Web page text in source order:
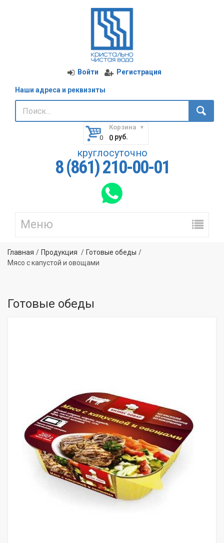
Войти Регистрация
Наши адреса и реквизиты
Корзина
0руб.
круглосуточно
8 (861) 210-00-01
Главная Продукция
Готовые обеды
Мясо с капустой и овощами
Готовые обеды